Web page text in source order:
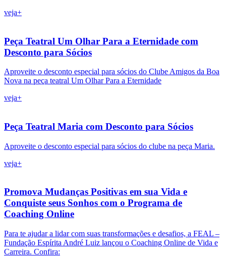
veja+
Peça Teatral Um Olhar Para a Eternidade com
Desconto para Sócios
Aproveite o desconto especial para sócios do Clube Amigos da Boa
Nova na peça teatral Um Olhar Para a Eternidade
veja+
Peça Teatral Maria com Desconto para Sócios
Aproveite o desconto especial para sócios do clube na peça Maria.
veja+
Promova Mudanças Positivas em sua Vida e
Conquiste seus Sonhos com o Programa de
Coaching Online
Para te ajudar a lidar com suas transformações e desafios, a FEAL –
Fundação Espírita André Luiz lançou o Coaching Online de Vida e
Carreira. Confira: